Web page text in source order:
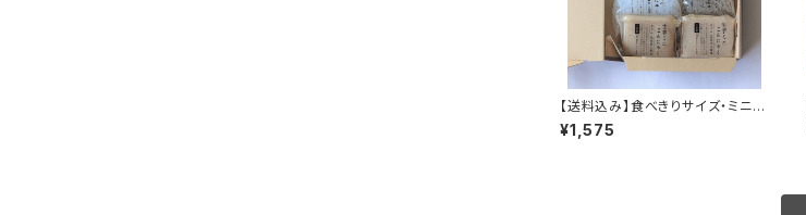
【送料込み】食べきりサイズ・ミニミ
ニこんにゃくセット
¥1,575